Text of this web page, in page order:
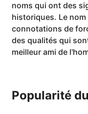
noms qui ont des
historiques. Le
connotations de
des qualités qui
meilleur ami de
Popularité